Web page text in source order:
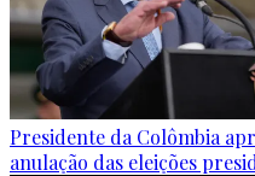
Presidente da Colômbia
anulação das eleições